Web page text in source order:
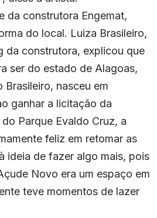
da construtora Engemat,
do local. Luiza Brasileiro,
da construtora, explicou que
ser do estado de Alagoas,
nasceu em
ganhar a licitação da
Parque Evaldo Cruz, a
feliz em retomar as
ideia de fazer algo mais, pois
Novo era um espaço em
teve momentos de lazer